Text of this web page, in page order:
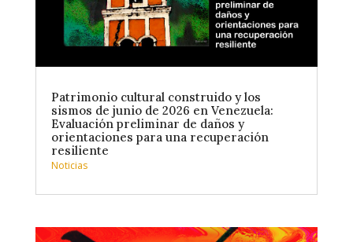
Patrimonio cultural construido y los
sismos de junio de 2026 en Venezuela:
Evaluación preliminar de daños y
orientaciones para una recuperación
resiliente
Noticias